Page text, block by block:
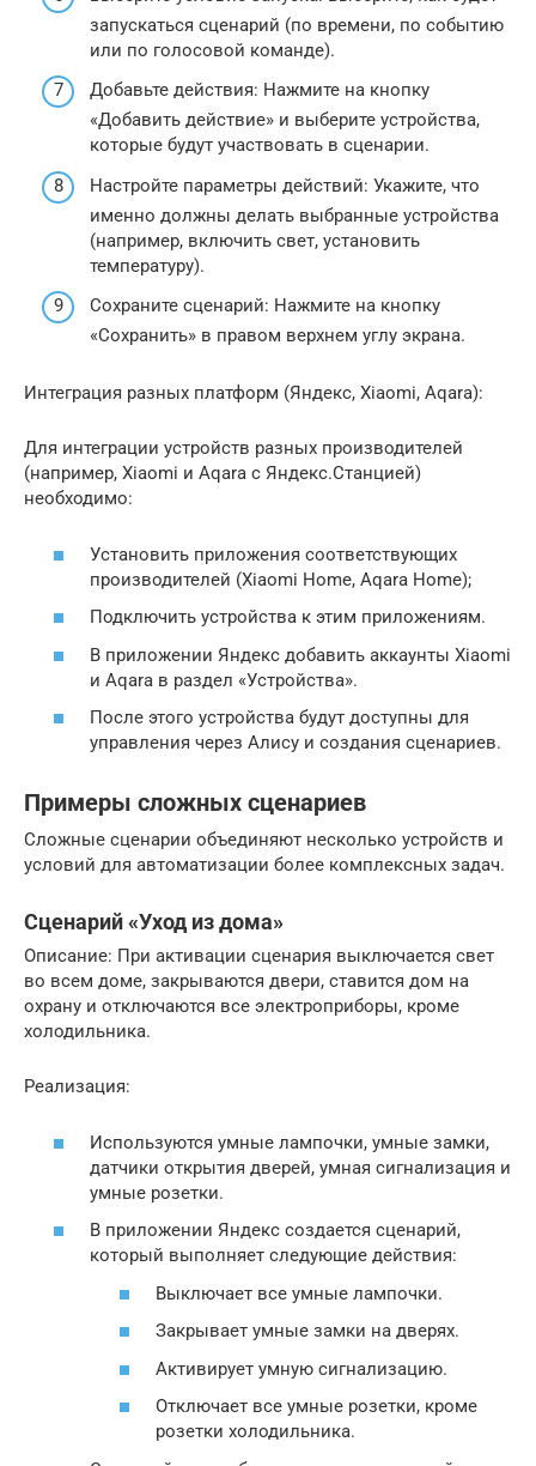
запускаться сценарий (по времени, по событию
или по голосовой команде).
Добавьте действия: Нажмите на кнопку
«Добавить действие» и выберите устройства,
которые будут участвовать в сценарии.
Настройте параметры действий: Укажите, что
именно должны делать выбранные устройства
(например, включить свет, установить
температуру).
Сохраните сценарий: Нажмите на кнопку
«Сохранить» в правом верхнем углу экрана.
Интеграция разных платформ (Яндекс, Xiaomi, Aqara):
Для интеграции устройств разных производителей
(например, Xiaomi и Aqara с Яндекс.Станцией)
необходимо:
Установить приложения соответствующих
производителей (Xiaomi Home, Aqara Home);
Подключить устройства к этим приложениям.
В приложении Яндекс добавить аккаунты Xiaomi
и Aqara в раздел «Устройства».
После этого устройства будут доступны для
управления через Алису и создания сценариев.
Примеры сложных сценариев
Сложные сценарии объединяют несколько устройств и
условий для автоматизации более комплексных задач.
Сценарий «Уход из дома»
Описание: При активации сценария выключается свет
во всем доме, закрываются двери, ставится дом на
охрану и отключаются все электроприборы, кроме
холодильника.
Реализация:
Используются умные лампочки, умные замки,
датчики открытия дверей, умная сигнализация и
умные розетки.
В приложении Яндекс создается сценарий,
который выполняет следующие действия:
Выключает все умные лампочки.
Закрывает умные замки на дверях.
Активирует умную сигнализацию.
Отключает все умные розетки, кроме
розетки холодильника.